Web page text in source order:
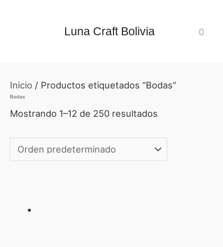
Luna Craft Bolivia 0
Inicio / Productos etiquetados “Bodas”
Bodas
Mostrando 1–12 de 250 resultados